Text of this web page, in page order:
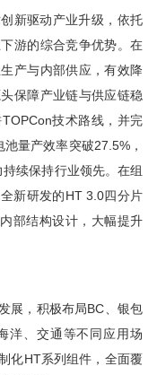
新驱动产业升级，依托
游的综合竞争优势。在
产与内部供应，有效降
保障产业链与供应链稳
技术路线，并完
量产效率突破27.5%，
续保持行业领先。在组
新研发的HT 3.0四分片
部结构设计，大幅提升
展，积极布局BC、银包
洋、交通等不同应用场
化HT系列组件，全面覆